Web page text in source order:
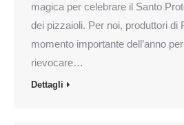
magica per celebrare il Santo
dei pizzaioli. Per noi, produttori di
momento importante dell’anno
rievocare…
Dettagli